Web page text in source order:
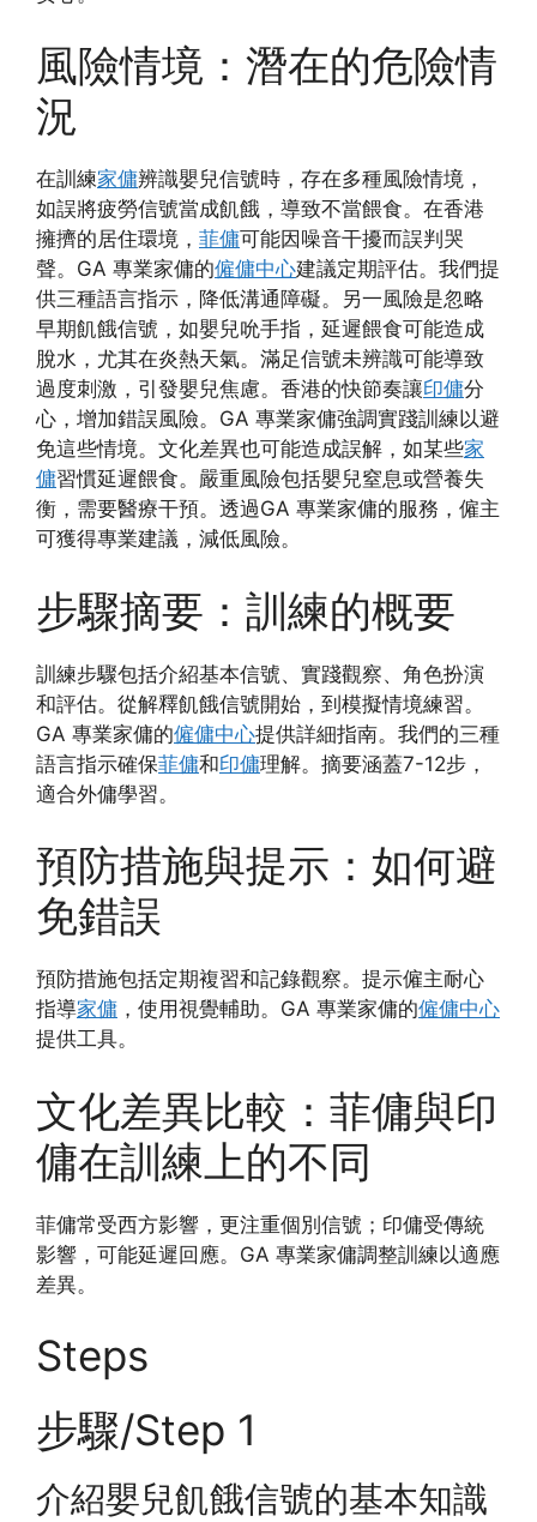
風險情境：潛在的危險情
況
在訓練家傭辨識嬰兒信號時，存在多種風險情境，
如誤將疲勞信號當成飢餓，導致不當餵食。在香港
擁擠的居住環境， 菲傭可能因噪音干擾而誤判哭
聲。GA 專業家傭的僱傭中心建議定期評估。我們提
供三種語言指示，降低溝通障礙。另一風險是忽略
早期飢餓信號，如嬰兒吮手指，延遲餵食可能造成
脫水，尤其在炎熱天氣。滿足信號未辨識可能導致
過度刺激，引發嬰兒焦慮。香港的快節奏讓印傭分
心，增加錯誤風險。GA 專業家傭強調實踐訓練以避
免這些情境。文化差異也可能造成誤解，如某些家
傭習慣延遲餵食。嚴重風險包括嬰兒窒息或營養失
衡，需要醫療干預。透過GA 專業家傭的服務，僱主
可獲得專業建議，減低風險。
步驟摘要：訓練的概要
訓練步驟包括介紹基本信號、實踐觀察、角色扮演
和評估。從解釋飢餓信號開始，到模擬情境練習。
GA 專業家傭的僱傭中心提供詳細指南。我們的三種
語言指示確保菲傭和印傭理解。摘要涵蓋7-12步，
適合外傭學習。
預防措施與提示：如何避
免錯誤
預防措施包括定期複習和記錄觀察。提示僱主耐心
指導家傭 ，使用視覺輔助。GA 專業家傭的僱傭中心
提供工具。
文化差異比較：菲傭與印
傭在訓練上的不同
菲傭常受西方影響，更注重個別信號；印傭受傳統
影響，可能延遲回應。GA 專業家傭調整訓練以適應
差異。
Steps
步驟/Step 1
介紹嬰兒飢餓信號的基本知識